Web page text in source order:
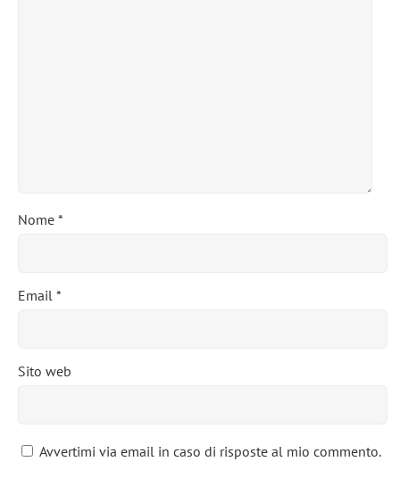
Nome *
Email *
Sito web
Avvertimi via email in caso di risposte al mio commento.